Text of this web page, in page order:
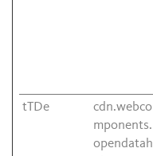
tTDe
cdn.webco
mponents.
opendatah